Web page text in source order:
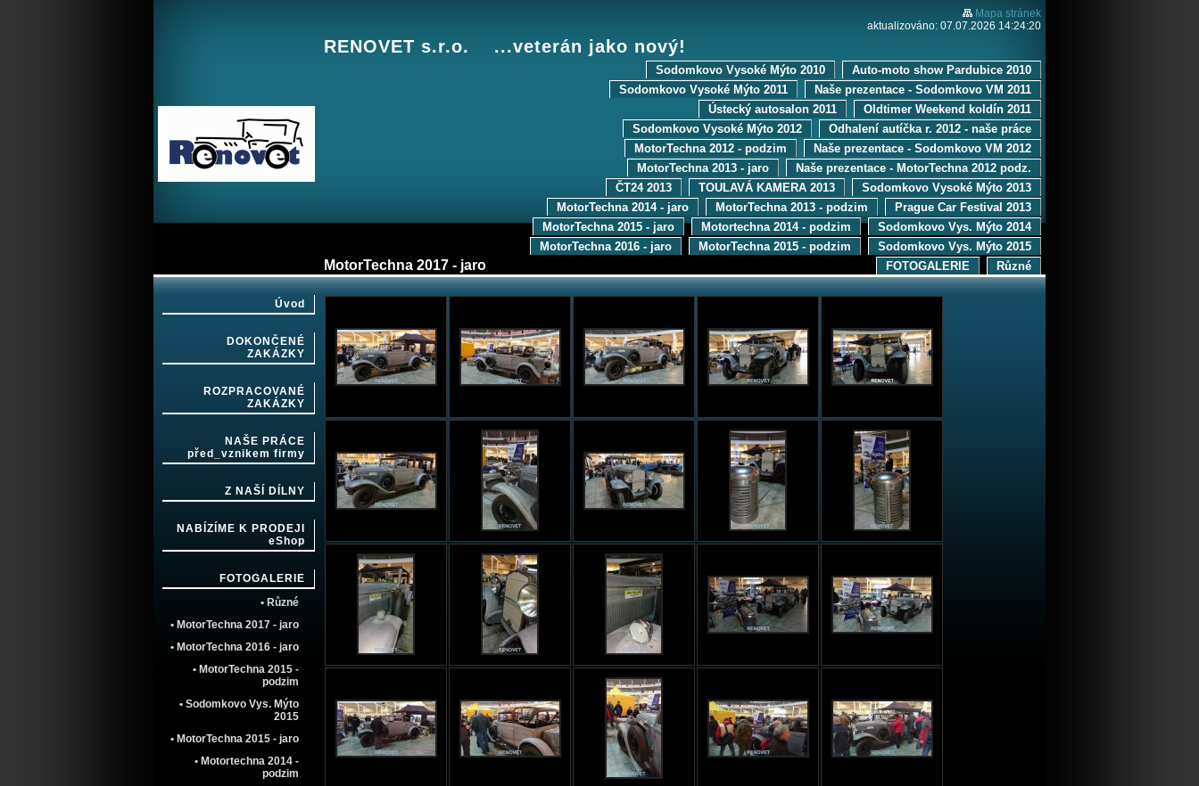
Mapa stránek
aktualizováno: 07.07.2026 14:24:20
RENOVET s.r.o. ...veterán jako nový!
MotorTechna 2017 - jaro
Auto-moto show Pardubice 2010
Sodomkovo Vysoké Mýto 2010
Naše prezentace - Sodomkovo VM 2011
Sodomkovo Vysoké Mýto 2011
Oldtimer Weekend koldín 2011
Ústecký autosalon 2011
Odhalení autíčka r. 2012 - naše práce
Sodomkovo Vysoké Mýto 2012
Naše prezentace - Sodomkovo VM 2012
MotorTechna 2012 - podzim
Naše prezentace - MotorTechna 2012 podz.
MotorTechna 2013 - jaro
Sodomkovo Vysoké Mýto 2013
TOULAVÁ KAMERA 2013
ČT24 2013
Prague Car Festival 2013
MotorTechna 2013 - podzim
MotorTechna 2014 - jaro
Sodomkovo Vys. Mýto 2014
Motortechna 2014 - podzim
MotorTechna 2015 - jaro
Sodomkovo Vys. Mýto 2015
MotorTechna 2015 - podzim
MotorTechna 2016 - jaro
Různé
FOTOGALERIE
Úvod
DOKONČENÉ
ZAKÁZKY
ROZPRACOVANÉ
ZAKÁZKY
NAŠE PRÁCE
před_vznikem firmy
Z NAŠÍ DÍLNY
NABÍZÍME K PRODEJI
eShop
FOTOGALERIE
• Různé
• MotorTechna 2017 - jaro
• MotorTechna 2016 - jaro
• MotorTechna 2015 -
podzim
• Sodomkovo Vys. Mýto
2015
• MotorTechna 2015 - jaro
• Motortechna 2014 -
podzim